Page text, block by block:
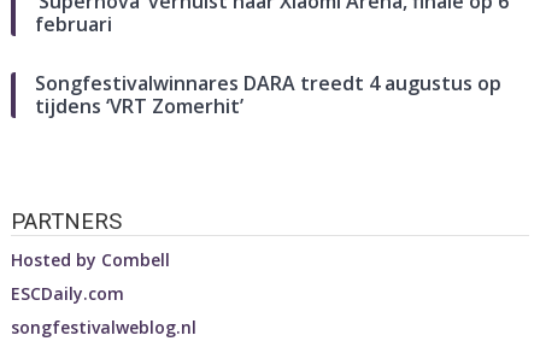
februari
Songfestivalwinnares DARA treedt 4 augustus op
tijdens ‘VRT Zomerhit’
PARTNERS
Hosted by Combell
ESCDaily.com
songfestivalweblog.nl